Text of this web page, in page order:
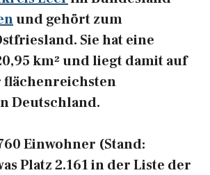
und gehört zum
Sie hat eine
km² und liegt damit auf
flächenreichsten
Deutschland.
Einwohner (Stand:
Platz 2.161 in der Liste der